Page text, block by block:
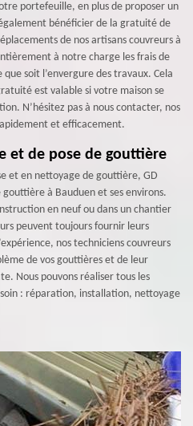
portefeuille, en plus de proposer un
bénéficier de la gratuité de
de nos artisans couvreurs à
à notre charge les frais de
soit l’envergure des travaux. Cela
est valable si votre maison se
N’hésitez pas à nous contacter, nos
et efficacement.
et de pose de gouttière
et en nettoyage de gouttière, GD
à Bauduen et ses environs.
en neuf ou dans un chantier
peuvent toujours fournir leurs
nos techniciens couvreurs
de vos gouttières et de leur
Nous pouvons réaliser tous les
: réparation, installation, nettoyage